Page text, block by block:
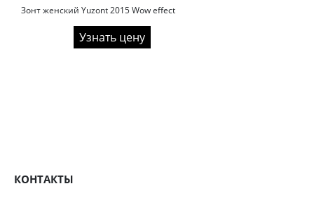
Зонт женский Yuzont 2015 Wow effect
Узнать цену
КОНТАКТЫ